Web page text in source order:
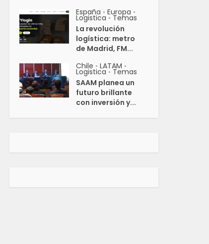
España • Europa •
Logistica • Temas
La revolución
logística: metro
de Madrid, FM...
Chile • LATAM •
Logistica • Temas
SAAM planea un
futuro brillante
con inversión y...